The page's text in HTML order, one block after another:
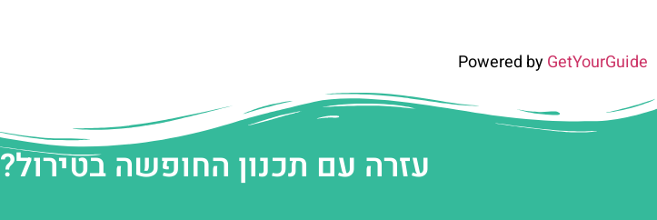
Powered byGetYourGuide
עזרה עם תכנון החופשה בטירול?